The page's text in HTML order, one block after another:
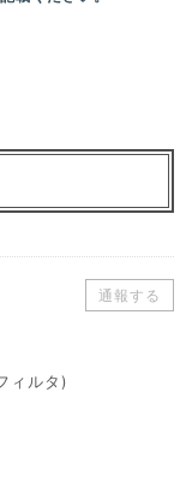
通報する
ィルタ)